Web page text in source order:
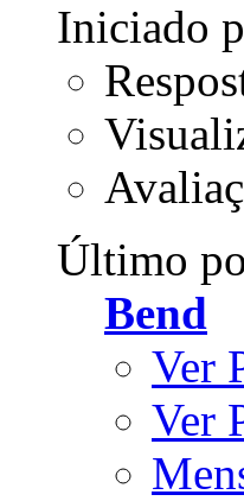
Iniciado
Último
Bend
Ver
Ver